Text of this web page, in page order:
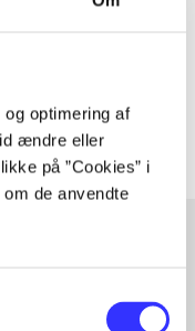
optimering af
ændre eller
på ”Cookies” i
de anvendte